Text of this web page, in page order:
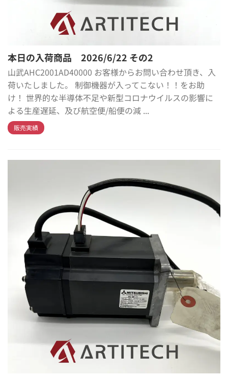
本日の入荷商品 2026/6/22 その2
山武AHC2001AD40000 お客様からお問い合わせ頂き、入
荷いたしました。 制御機器が入ってこない！！をお助
け！ 世界的な半導体不足や新型コロナウイルスの影響に
よる生産遅延、及び航空便/船便の減 ...
販売実績